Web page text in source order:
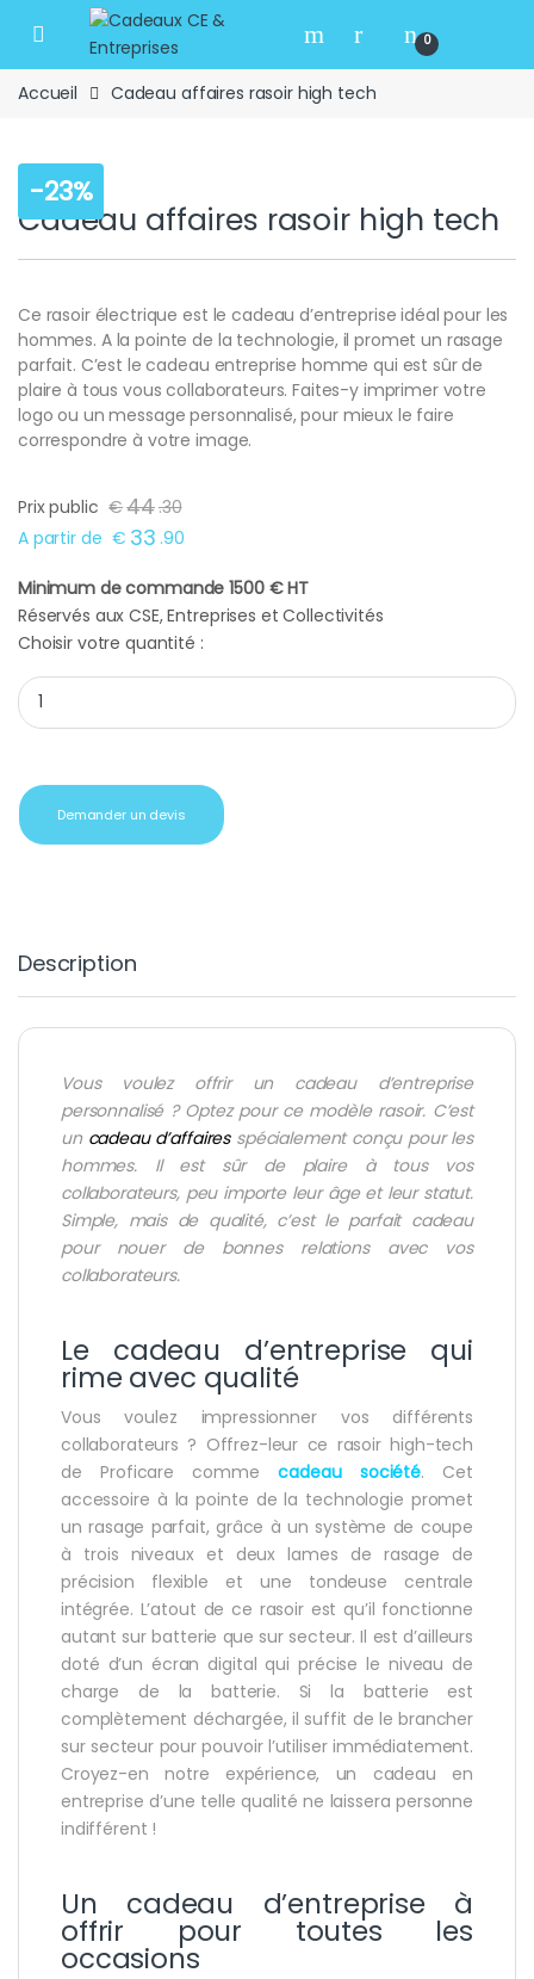
Skip to navigation
Skip to content
Open 0
Accueil Cadeau affaires rasoir high tech
-23%
Cadeau affaires rasoir high tech
Ce rasoir électrique est le cadeau d’entreprise idéal pour les
hommes. A la pointe de la technologie, il promet un rasage
parfait. C’est le cadeau entreprise homme qui est sûr de
plaire à tous vous collaborateurs. Faites-y imprimer votre
logo ou un message personnalisé, pour mieux le faire
correspondre à votre image.
Prix public €44.30
A partir de € 33 .90
Minimum de commande 1500 € HT
Réservés aux CSE, Entreprises et Collectivités
Choisir votre quantité :
Cadeau affaires rasoir high tech quantity
Demander un devis
Description
Vous voulez offrir un cadeau d’entreprise
personnalisé ? Optez pour ce modèle rasoir. C’est
un cadeau d’affaires spécialement conçu pour les
hommes. Il est sûr de plaire à tous vos
collaborateurs, peu importe leur âge et leur statut.
Simple, mais de qualité, c’est le parfait cadeau
pour nouer de bonnes relations avec vos
collaborateurs.
Le cadeau d’entreprise qui
rime avec qualité
Vous voulez impressionner vos différents
collaborateurs ? Offrez-leur ce rasoir high-tech
de Proficare commecadeau société. Cet
accessoire à la pointe de la technologie promet
un rasage parfait, grâce à un système de coupe
à trois niveaux et deux lames de rasage de
précision flexible et une tondeuse centrale
intégrée. L’atout de ce rasoir est qu’il fonctionne
autant sur batterie que sur secteur. Il est d’ailleurs
doté d’un écran digital qui précise le niveau de
charge de la batterie. Si la batterie est
complètement déchargée, il suffit de le brancher
sur secteur pour pouvoir l’utiliser immédiatement.
Croyez-en notre expérience, un cadeau en
entreprise d’une telle qualité ne laissera personne
indifférent !
Un cadeau d’entreprise à
offrir pour toutes les
occasions